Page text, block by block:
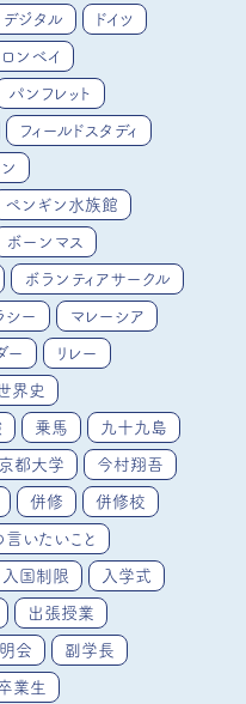
デジタル ドイツ
ンベイ
パンフレット
フィールドスタディ
ペンギン水族館
ボーンマス
ボランティアサークル
シー マレーシア
ー リレー
界史
乗馬 九十九島
京都大学 今村翔吾
併修 併修校
言いたいこと
入国制限 入学式
出張授業
会 副学長
業生